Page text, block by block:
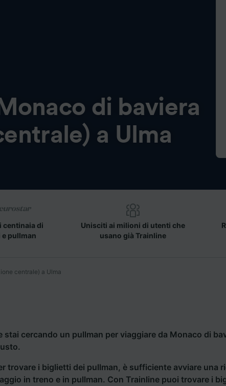
Monaco di baviera
a Ulma
centinaia di
pullman
Unisciti ai milioni di utenti che
usano già Trainline
centrale) a Ulma
stai cercando un pullman per viaggiare da Monaco di
trovare i biglietti dei pullman, è sufficiente avviare una
in treno e in pullman. Con Trainline puoi trovare i